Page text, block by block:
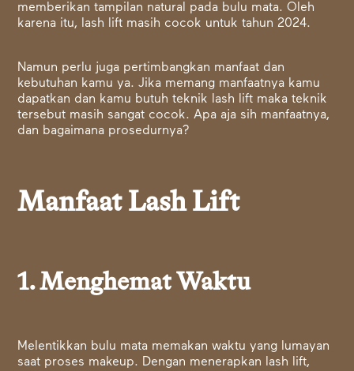
memberikan tampilan natural pada bulu mata. Oleh
karena itu, lash lift masih cocok untuk tahun 2024.
Namun perlu juga pertimbangkan manfaat dan
kebutuhan kamu ya. Jika memang manfaatnya kamu
dapatkan dan kamu butuh teknik lash lift maka teknik
tersebut masih sangat cocok. Apa aja sih manfaatnya,
dan bagaimana prosedurnya?
Manfaat Lash Lift
1. Menghemat Waktu
Melentikkan bulu mata memakan waktu yang lumayan
saat proses makeup. Dengan menerapkan lash lift,